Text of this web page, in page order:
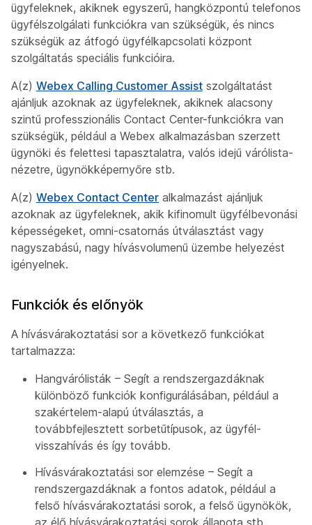
ügyfeleknek, akiknek egyszerű, hangközpontú telefonos
ügyfélszolgálati funkciókra van szükségük, és nincs
szükségük az átfogó ügyfélkapcsolati központ
szolgáltatás speciális funkcióira.
A(z) Webex Calling Customer Assist szolgáltatást
ajánljuk azoknak az ügyfeleknek, akiknek alacsony
szintű professzionális Contact Center-funkciókra van
szükségük, például a Webex alkalmazásban szerzett
ügynöki és felettesi tapasztalatra, valós idejű várólista-
nézetre, ügynökképernyőre stb.
A(z) Webex Contact Center alkalmazást ajánljuk
azoknak az ügyfeleknek, akik kifinomult ügyfélbevonási
képességeket, omni-csatornás útválasztást vagy
nagyszabású, nagy hívásvolumenű üzembe helyezést
igényelnek.
Funkciók és előnyök
A hívásvárakoztatási sor a következő funkciókat
tartalmazza:
Hangvárólisták – Segít a rendszergazdáknak
különböző funkciók konfigurálásában, például a
szakértelem-alapú útválasztás, a
továbbfejlesztett sorbetűtípusok, az ügyfél-
visszahívás és így tovább.
Hívásvárakoztatási sor elemzése – Segít a
rendszergazdáknak a fontos adatok, például a
felső hívásvárakoztatási sorok, a felső ügynökök,
az élő hívásvárakoztatási sorok állapota stb.